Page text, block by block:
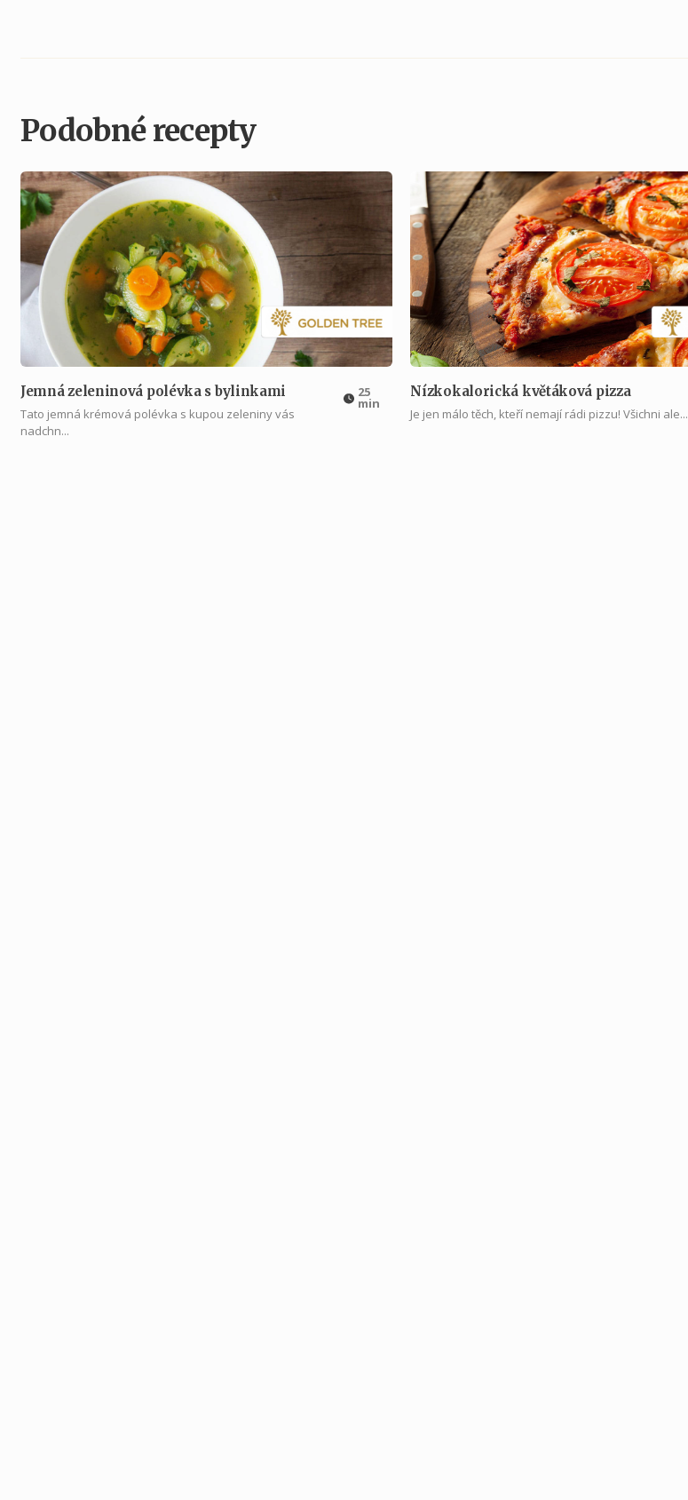
Podobné recepty
Jemná zeleninová polévka s bylinkami
Tato jemná krémová polévka s kupou zeleniny vás
nadchn...
25
min
Nízkokalorická květáková pizza
Je jen málo těch, kteří nemají rádi pizzu! Všichni ale...